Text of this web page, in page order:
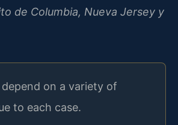
de Columbia, Nueva Jersey y
depend on a variety of
to each case.